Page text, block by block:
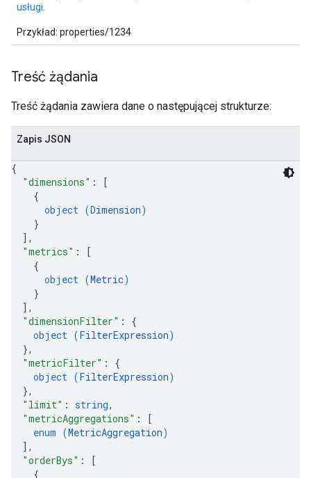
usługi
Przykład: properties/1234
Treść żądania
Treść żądania zawiera dane o następującej strukturze:
Zapis JSON
{
"dimensions" :
[
{
object (Dimension)
}
] ,
"metrics" :
[
{
object (Metric)
}
] ,
"dimensionFilter" : {
object (FilterExpression)
},
"metricFilter" : {
object (FilterExpression)
},
"limit" : string,
"metricAggregations" :
[
enum (MetricAggregation)
] ,
"orderBys" :
[
{